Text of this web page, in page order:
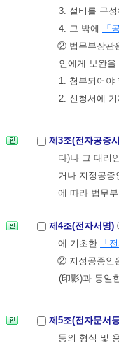
3. 설비를 구
4. 그 밖에
「
② 법무부장관
인에게 보완
1. 첨부되어야
2. 신청서에
제3조(전자공증
다)나 그 대리
거나 지정공
에 따라 법무
제4조(전자서명)
에 기초한
「
② 지정공증인
(印影)과 동일
제5조(전자문서
등의 형식 및